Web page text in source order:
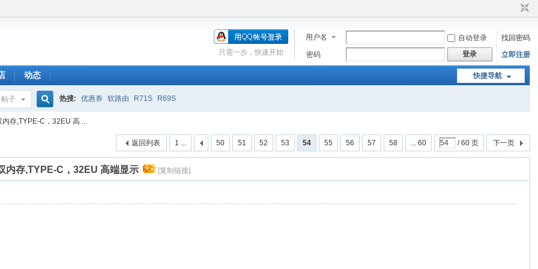
用户名 自动登录
找回密码
密码
登录 立即注册
只需一步，快速开始
快捷导航
动态
帖子
搜
索
热搜: 优惠券 软路由 R71S R69S
存,TYPE-C，32EU 高 ...
1 ... 50 51 52 53 54 55 56 57 58 ... 60 / 60 页 下一页
返回列表
内存,TYPE-C，32EU 高端显示 [复制链接]